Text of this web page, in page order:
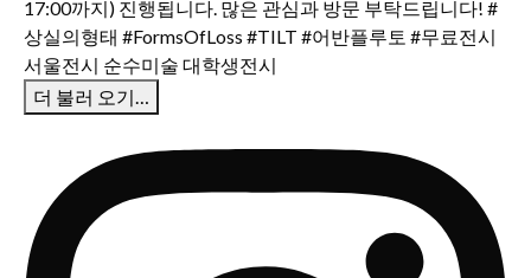
더 불러 오기…